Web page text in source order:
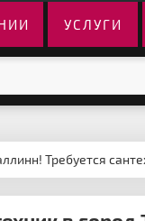
УСЛУГИ
Требуется